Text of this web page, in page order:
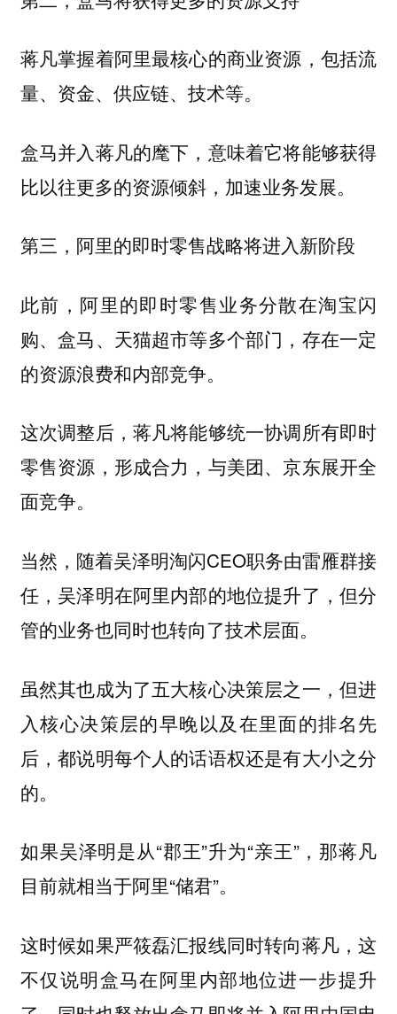
蒋凡掌握着阿里最核心的商业资源，包括流
量、资金、供应链、技术等。
盒马并入蒋凡的麾下，意味着它将能够获得
比以往更多的资源倾斜，加速业务发展。
第三，阿里的即时零售战略将进入新阶段
此前，阿里的即时零售业务分散在淘宝闪
购、盒马、天猫超市等多个部门，存在一定
的资源浪费和内部竞争。
这次调整后，蒋凡将能够统一协调所有即时
零售资源，形成合力，与美团、京东展开全
面竞争。
当然，随着吴泽明淘闪CEO职务由雷雁群接
任，吴泽明在阿里内部的地位提升了，但分
管的业务也同时也转向了技术层面。
虽然其也成为了五大核心决策层之一，但进
入核心决策层的早晚以及在里面的排名先
后，都说明每个人的话语权还是有大小之分
的。
如果吴泽明是从“郡王”升为“亲王”，那蒋凡
目前就相当于阿里“储君”。
这时候如果严筱磊汇报线同时转向蒋凡，这
不仅说明盒马在阿里内部地位进一步提升